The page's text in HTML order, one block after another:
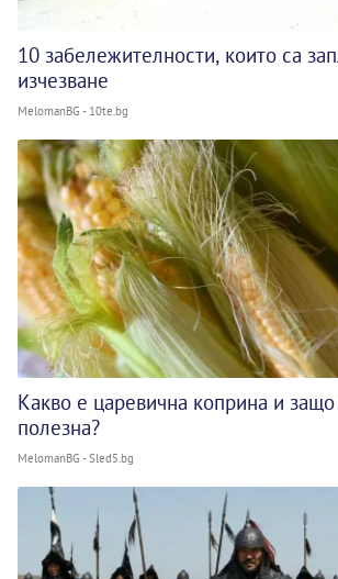
10 забележителности, които са
изчезване
MelomanBG - 10te.bg
Какво е царевична коприна и
полезна?
MelomanBG - Sled5.bg